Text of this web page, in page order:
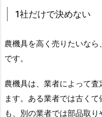
1社だけで決めない
農機具を高く売りたいな
です。
農機具は、業者によって
ます。ある業者では古く
も、別の業者では部品取